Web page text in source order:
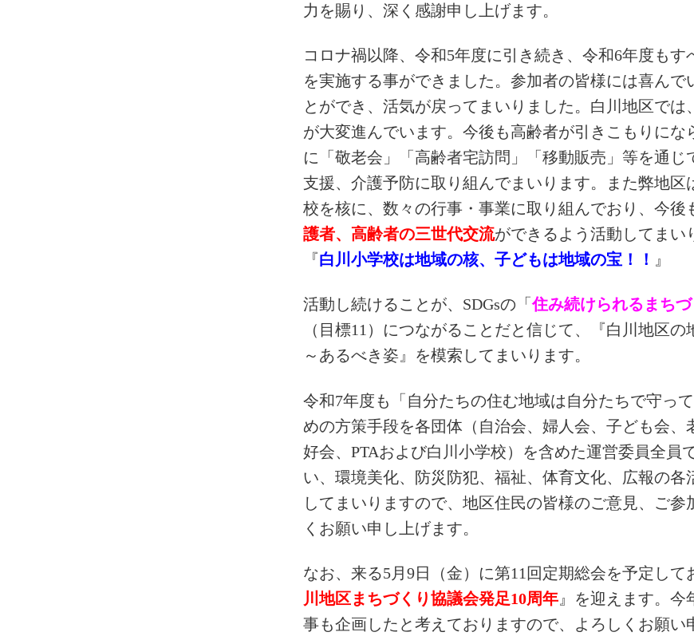
力を賜り、深く感謝申し上げます。
コロナ禍以降、令和5年度に引き続き、令和6年度もす
を実施する事ができました。参加者の皆様には喜んで
とができ、活気が戻ってまいりました。白川地区では
が大変進んでいます。今後も高齢者が引きこもりにな
に「敬老会」「高齢者宅訪問」「移動販売」等を通じ
支援、介護予防に取り組んでまいります。また弊地区
校を核に、数々の行事・事業に取り組んでおり、今後
護者、高齢者の三世代交流ができるよう活動してまい
『白川小学校は地域の核、子どもは地域の宝！！ 』
活動し続けることが、SDGsの「住み続けられるまちづ
（目標11）につながることだと信じて、『白川地区の
～あるべき姿』を模索してまいります。
令和7年度も「自分たちの住む地域は自分たちで守っ
めの方策手段を各団体（自治会、婦人会、子ども会、
好会、PTAおよび白川小学校）を含めた運営委員全員
い、環境美化、防災防犯、福祉、体育文化、広報の各
してまいりますので、地区住民の皆様のご意見、ご参
くお願い申し上げます。
なお、来る5月9日（金）に第11回定期総会を予定して
川地区まちづくり協議会発足10周年』を迎えます。今
事も企画したと考えておりますので、よろしくお願い